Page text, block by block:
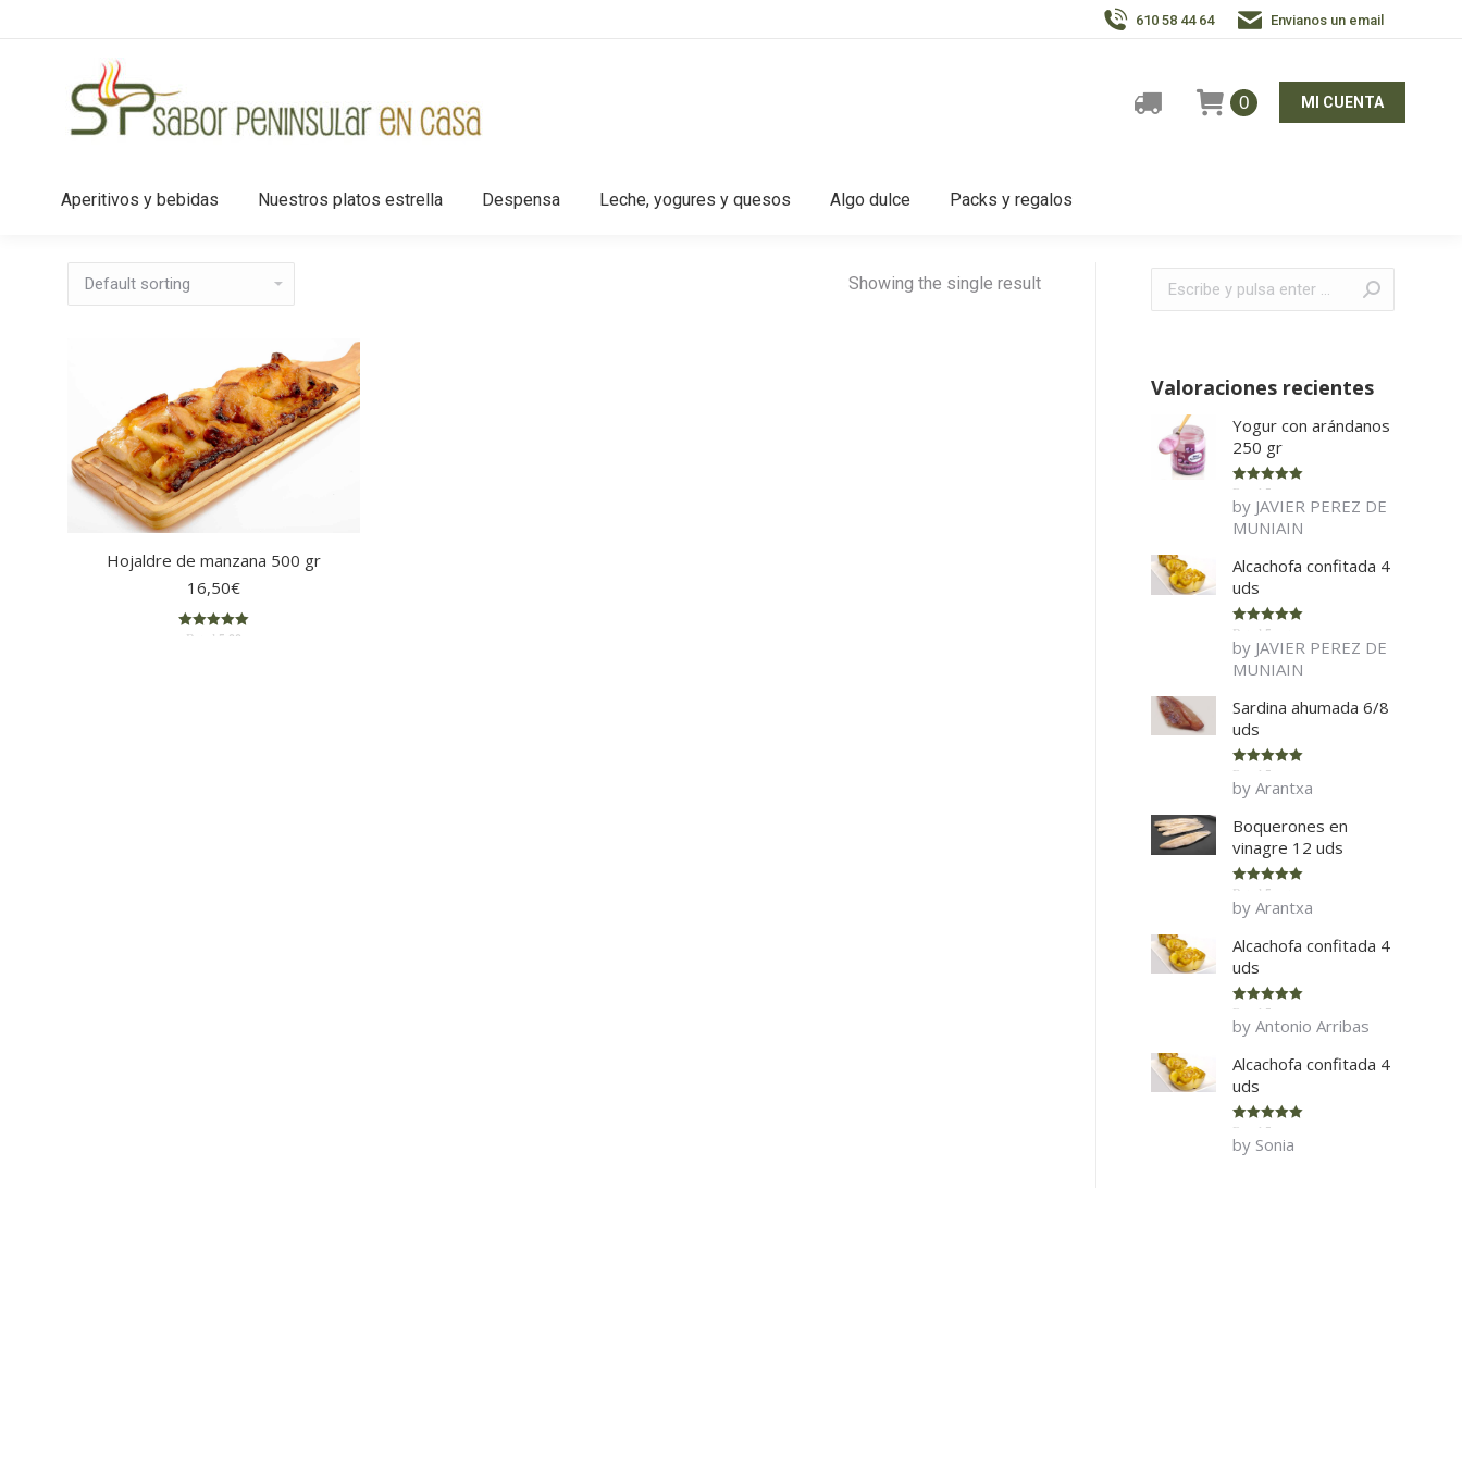
610 58 44 64 Envianos un email
0 MI CUENTA
Aperitivos y bebidas Nuestros platos estrella Despensa Leche, yogures y quesos Algo dulce Packs y regalos
Showing the single result
Hojaldre de manzana 500 gr
16,50€
Rated 5.00
Buscar:
Valoraciones recientes
Yogur con arándanos
250 gr
Rated 5
of 5
by JAVIER PEREZ DE
MUNIAIN
Alcachofa confitada 4
uds
Rated 5
of 5
by JAVIER PEREZ DE
MUNIAIN
Sardina ahumada 6/8
uds
Rated 5
of 5
by Arantxa
Boquerones en
vinagre 12 uds
Rated 5
of 5
by Arantxa
Alcachofa confitada 4
uds
Rated 5
of 5
by Antonio Arribas
Alcachofa confitada 4
uds
Rated 5
of 5
by Sonia